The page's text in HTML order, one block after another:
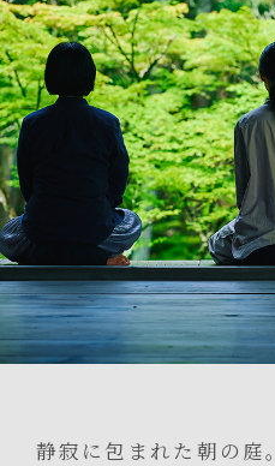
静寂に包まれた朝の庭。